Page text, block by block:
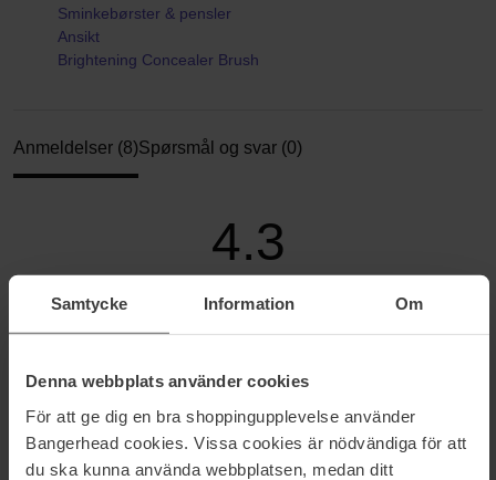
Samtycke Information Om
Denna webbplats använder cookies
För att ge dig en bra shoppingupplevelse använder
Bangerhead cookies. Vissa cookies är nödvändiga för att
du ska kunna använda webbplatsen, medan ditt
Sminkebørster & pensler
Ansikt
Brightening Concealer Brush
Anmeldelser (8)Spørsmål og svar (0)
4.3
Basert på 8 anmeldelser
13%